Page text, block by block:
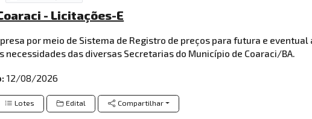
- Licitações-E
por meio de Sistema de Registro de preços para futura e
necessidades das diversas Secretarias do Município de Coaraci/BA.
12/08/2026
Lotes Edital Compartilhar